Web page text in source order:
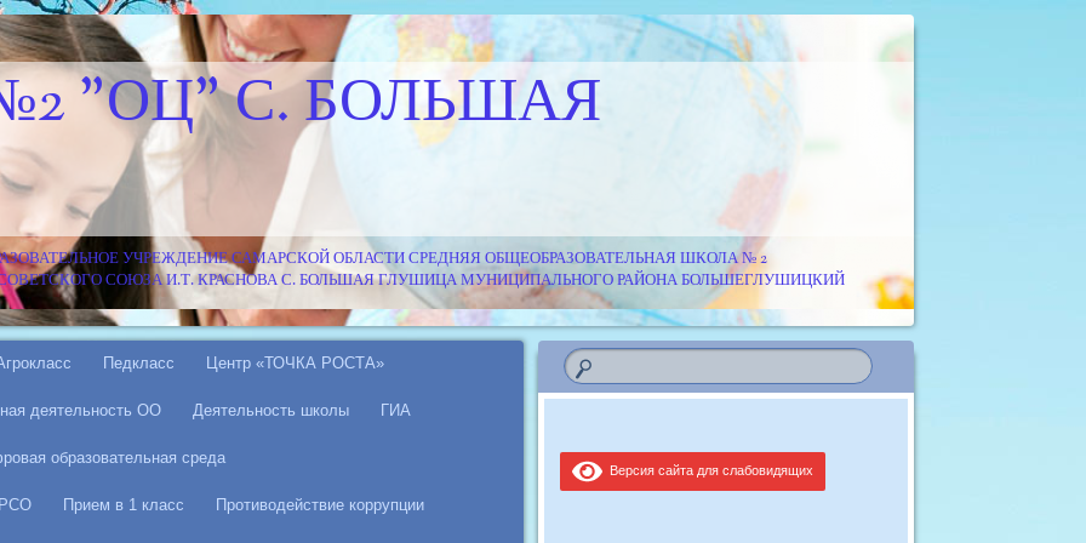
"ОЦ" С. БОЛЬШАЯ
УЧРЕЖДЕНИЕ САМАРСКОЙ ОБЛАСТИ СРЕДНЯЯ ОБЩЕОБРАЗОВАТЕЛЬНАЯ ШКОЛА № 2
СОВЕТСКОГО СОЮЗА И.Т. КРАСНОВА С. БОЛЬШАЯ ГЛУШИЦА МУНИЦИПАЛЬНОГО РАЙОНА БОЛЬШЕГЛУШИЦКИЙ
Педкласс Центр «ТОЧКА РОСТА»
деятельность ОО Деятельность школы ГИА
образовательная среда
Прием в 1 класс Противодействие коррупции
Версия сайта для слабовидящих